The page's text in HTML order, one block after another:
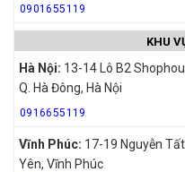
0901655119
KHU
Hà Nội: 13-14 Lô B2
Q. Hà Đông, Hà Nội
0916655119
Vĩnh Phúc: 17-19 Nguyễn
Yên, Vĩnh Phúc